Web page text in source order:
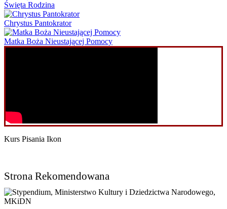
Święta Rodzina
Chrystus Pantokrator
Matka Boża Nieustającej Pomocy
Kurs Pisania Ikon
Strona Rekomendowana